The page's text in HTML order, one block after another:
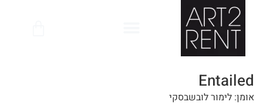
Entailed
אומן: לימור לובשבסקי